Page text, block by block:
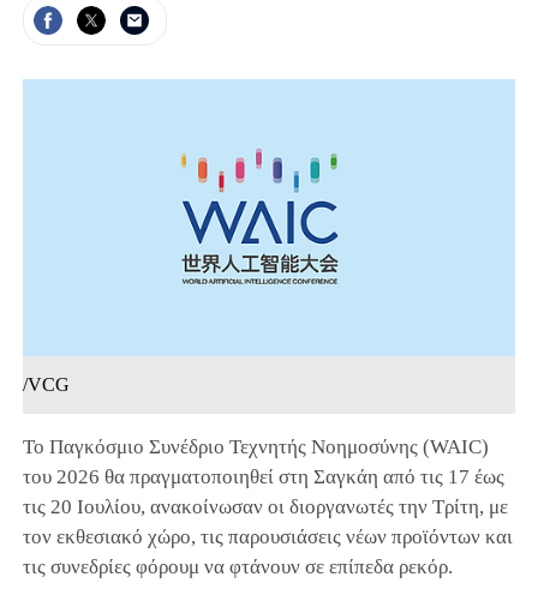
/VCG
Το Παγκόσμιο Συνέδριο Τεχνητής Νοημοσύνης (WAIC)
του 2026 θα πραγματοποιηθεί στη Σαγκάη από τις 17 έως
τις 20 Ιουλίου, ανακοίνωσαν οι διοργανωτές την Τρίτη, με
τον εκθεσιακό χώρο, τις παρουσιάσεις νέων προϊόντων και
τις συνεδρίες φόρουμ να φτάνουν σε επίπεδα ρεκόρ.